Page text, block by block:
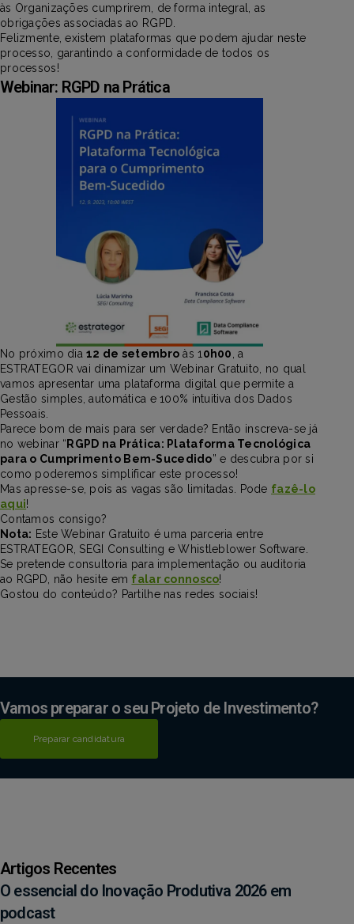
às Organizações cumprirem, de forma integral, as
obrigações associadas ao RGPD.
Felizmente, existem plataformas que podem ajudar neste
processo, garantindo a conformidade de todos os
processos!
Webinar: RGPD na Prática
No próximo dia12 de setembro às 10h00, a
ESTRATEGOR vai dinamizar um Webinar Gratuito, no qual
vamos apresentar uma plataforma digital que permite a
Gestão simples, automática e 100% intuitiva dos Dados
Pessoais.
Parece bom de mais para ser verdade? Então inscreva-se já
no webinar “ RGPD na Prática: Plataforma Tecnológica
para o Cumprimento Bem-Sucedido” e descubra por si
como poderemos simplificar este processo!
Mas apresse-se, pois as vagas são limitadas. Pode fazê-lo
aqui!
Contamos consigo?
Nota: Este Webinar Gratuito é uma parceria entre
ESTRATEGOR, SEGI Consulting e Whistleblower Software.
Se pretende consultoria para implementação ou auditoria
ao RGPD, não hesite em falar connosco!
Gostou do conteúdo? Partilhe nas redes sociais!
Vamos preparar o seu Projeto de Investimento?
Preparar candidatura
Artigos Recentes
O essencial do Inovação Produtiva 2026 em
podcast